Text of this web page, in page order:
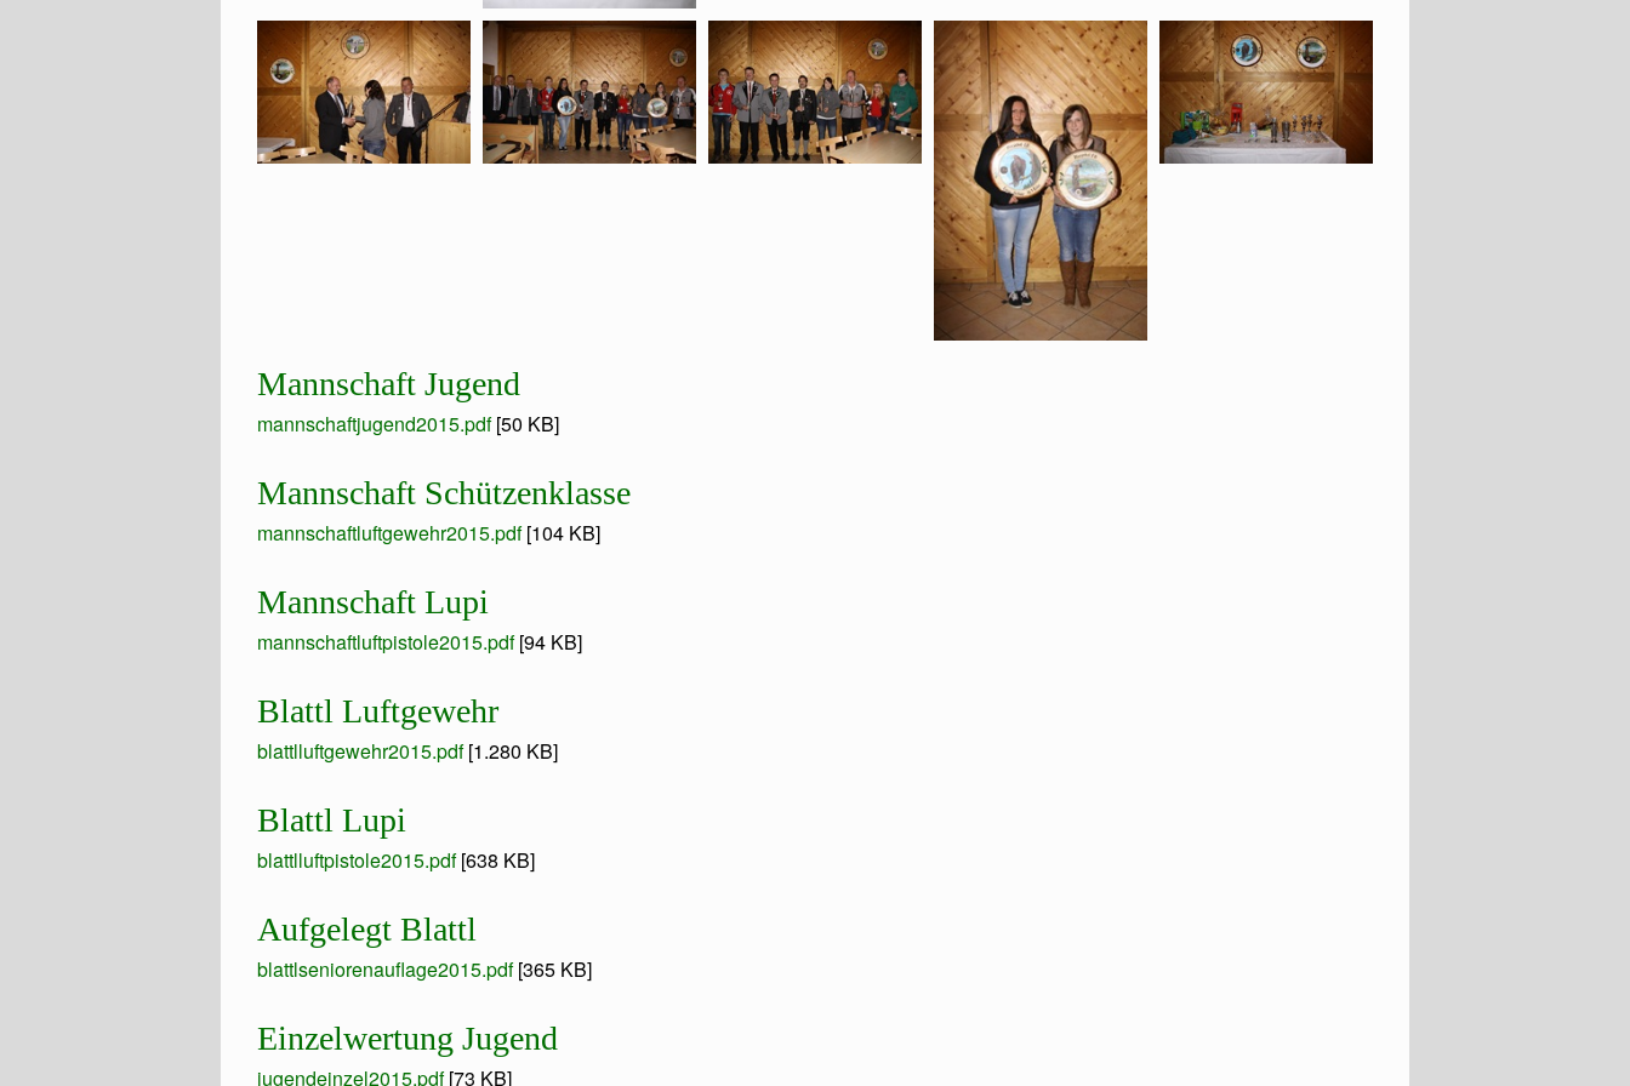
Mannschaft Jugend
mannschaftjugend2015.pdf[50 KB]
Mannschaft Schützenklasse
mannschaftluftgewehr2015.pdf[104 KB]
Mannschaft Lupi
mannschaftluftpistole2015.pdf [94 KB]
Blattl Luftgewehr
blattlluftgewehr2015.pdf[1.280 KB]
Blattl Lupi
blattlluftpistole2015.pdf[638 KB]
Aufgelegt Blattl
blattlseniorenauflage2015.pdf [365 KB]
Einzelwertung Jugend
jugendeinzel2015.pdf [73 KB]